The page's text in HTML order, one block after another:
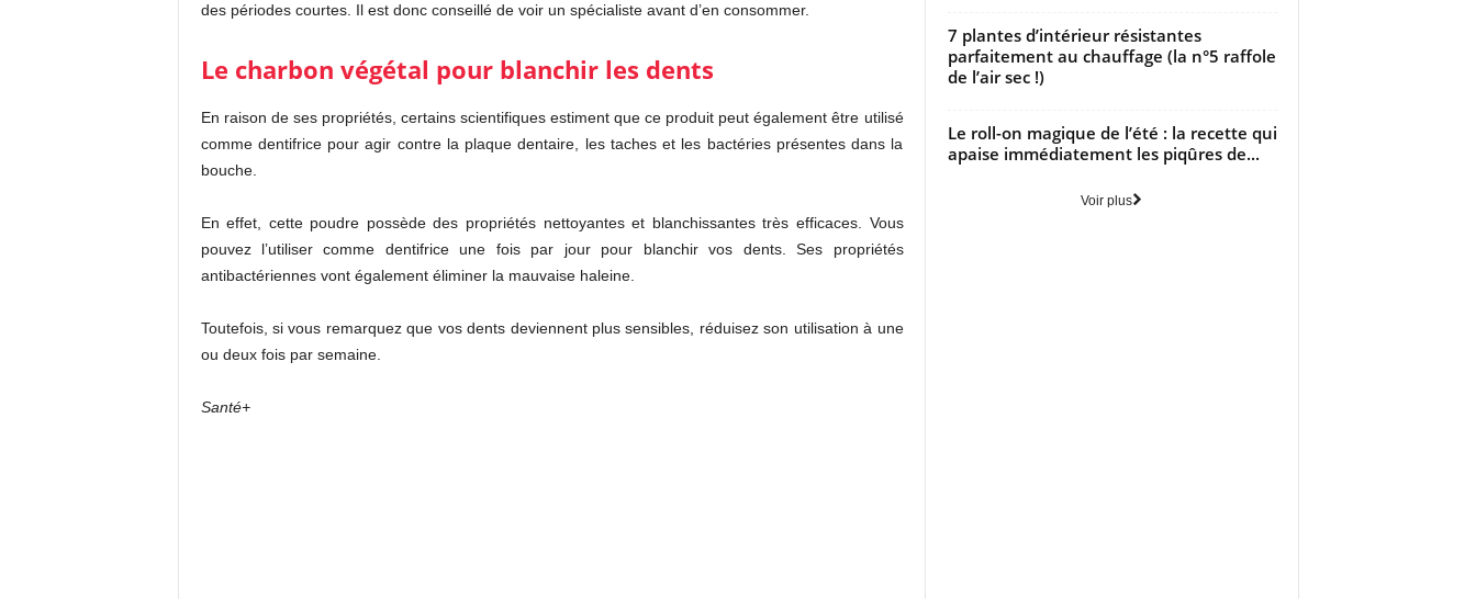
des périodes courtes. Il est donc conseillé de voir un spécialiste avant d’en consommer.
Le charbon végétal pour blanchir les dents
En raison de ses propriétés, certains scientifiques estiment que ce produit peut également être utilisé
comme dentifrice pour agir contre la plaque dentaire, les taches et les bactéries présentes dans la
bouche.
En effet, cette poudre possède des propriétés nettoyantes et blanchissantes très efficaces. Vous
pouvez l’utiliser comme dentifrice une fois par jour pour blanchir vos dents. Ses propriétés
antibactériennes vont également éliminer la mauvaise haleine.
Toutefois, si vous remarquez que vos dents deviennent plus sensibles, réduisez son utilisation à une
ou deux fois par semaine.
Santé+
7 plantes d’intérieur résistantes
parfaitement au chauffage (la n°5 raffole
de l’air sec !)
Le roll-on magique de l’été : la recette qui
apaise immédiatement les piqûres de...
Voir plus